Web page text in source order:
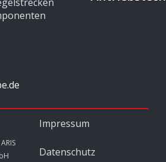
Impressum
Datenschutz